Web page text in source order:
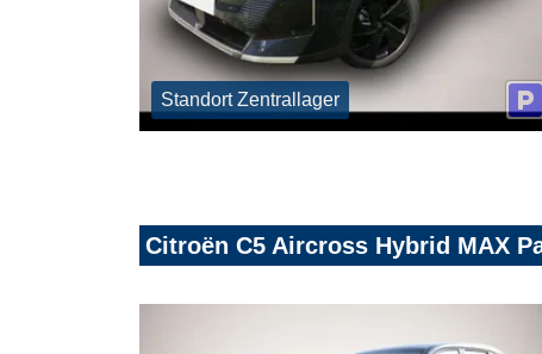
Standort Zentrallager
Citroën C5 Aircross Hybrid MAX